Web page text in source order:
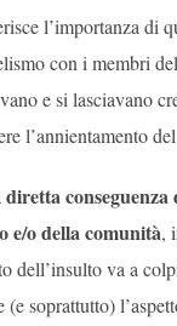
l’importanza di
con i membri
e si lasciavano
l’annientamento
diretta
e/o della comunità,
dell’insulto va a
(e soprattutto)